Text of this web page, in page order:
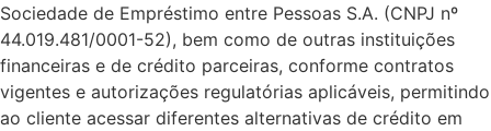
Sociedade de Empréstimo entre Pessoas S.A. (CNPJ nº
44.019.481/0001-52), bem como de outras instituições
financeiras e de crédito parceiras, conforme contratos
vigentes e autorizações regulatórias aplicáveis, permitindo
ao cliente acessar diferentes alternativas de crédito em